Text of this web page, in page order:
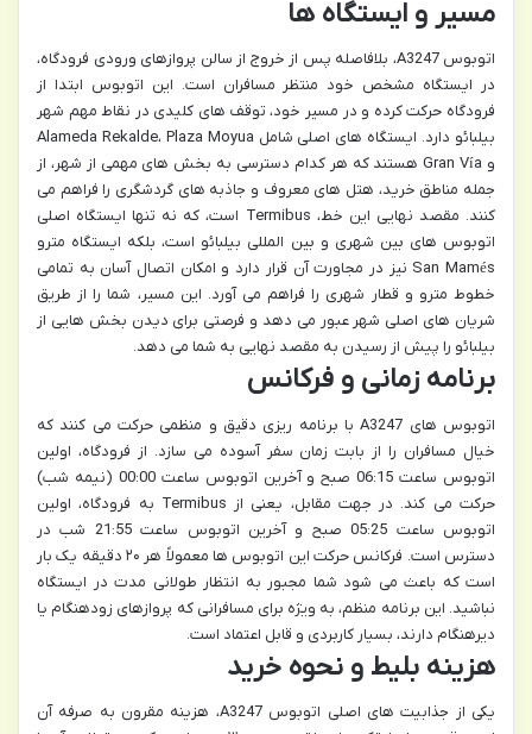
مسیر و ایستگاه ها
اتوبوس A3247، بلافاصله پس از خروج از سالن پروازهای ورودی فرودگاه،
در ایستگاه مشخص خود منتظر مسافران است. این اتوبوس ابتدا از
فرودگاه حرکت کرده و در مسیر خود، توقف های کلیدی در نقاط مهم شهر
بیلبائو دارد. ایستگاه های اصلی شامل Alameda Rekalde، Plaza Moyua
و Gran Vía هستند که هر کدام دسترسی به بخش های مهمی از شهر، از
جمله مناطق خرید، هتل های معروف و جاذبه های گردشگری را فراهم می
کنند. مقصد نهایی این خط، Termibus است، که نه تنها ایستگاه اصلی
اتوبوس های بین شهری و بین المللی بیلبائو است، بلکه ایستگاه مترو
San Mamés نیز در مجاورت آن قرار دارد و امکان اتصال آسان به تمامی
خطوط مترو و قطار شهری را فراهم می آورد. این مسیر، شما را از طریق
شریان های اصلی شهر عبور می دهد و فرصتی برای دیدن بخش هایی از
بیلبائو را پیش از رسیدن به مقصد نهایی به شما می دهد.
برنامه زمانی و فرکانس
اتوبوس های A3247 با برنامه ریزی دقیق و منظمی حرکت می کنند که
خیال مسافران را از بابت زمان سفر آسوده می سازد. از فرودگاه، اولین
اتوبوس ساعت 06:15 صبح و آخرین اتوبوس ساعت 00:00 (نیمه شب)
حرکت می کند. در جهت مقابل، یعنی از Termibus به فرودگاه، اولین
اتوبوس ساعت 05:25 صبح و آخرین اتوبوس ساعت 21:55 شب در
دسترس است. فرکانس حرکت این اتوبوس ها معمولاً هر ۲۰ دقیقه یک بار
است که باعث می شود شما مجبور به انتظار طولانی مدت در ایستگاه
نباشید. این برنامه منظم، به ویژه برای مسافرانی که پروازهای زودهنگام یا
دیرهنگام دارند، بسیار کاربردی و قابل اعتماد است.
هزینه بلیط و نحوه خرید
یکی از جذابیت های اصلی اتوبوس A3247، هزینه مقرون به صرفه آن